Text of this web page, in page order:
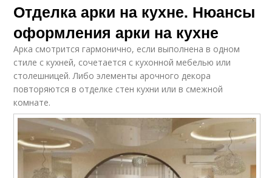
Отделка арки на кухне. Нюансы
оформления арки на кухне
Арка смотрится гармонично, если выполнена в одном
стиле с кухней, сочетается с кухонной мебелью или
столешницей. Либо элементы арочного декора
повторяются в отделке стен кухни или в смежной
комнате.